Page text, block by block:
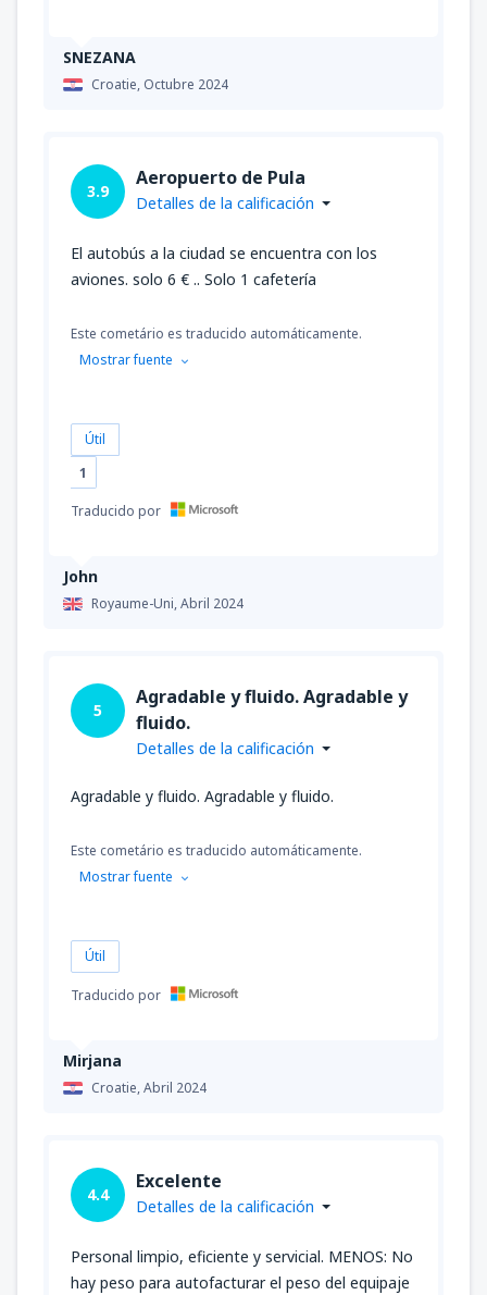
SNEZANA
Croatie, Octubre 2024
John
Royaume-Uni,Abril 2024
3.9
Aeropuerto de Pula
Detalles de la calificación
El autobús a la ciudad se encuentra con los
aviones. solo 6 € .. Solo 1 cafetería
Este cometário es traducido automáticamente.
Mostrar fuente
Útil
1
Traducido por
Mirjana
Croatie,Abril 2024
5
Agradable y fluido. Agradable y
fluido.
Detalles de la calificación
Agradable y fluido. Agradable y fluido.
Este cometário es traducido automáticamente.
Mostrar fuente
Útil
Traducido por
4.4
Excelente
Detalles de la calificación
Personal limpio, eficiente y servicial. MENOS: No
hay peso para autofacturar el peso del equipaje